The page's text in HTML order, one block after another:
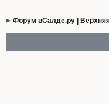
Форум вСалде.ру |